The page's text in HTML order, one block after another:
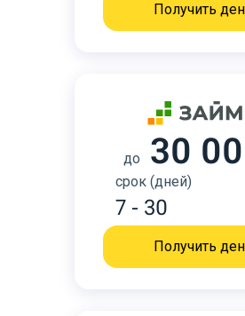
Получить
до 30
срок (дней)
7 - 30
Получить